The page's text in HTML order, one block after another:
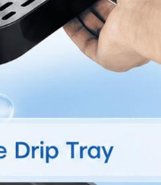
untuk perbaikan
pembelian